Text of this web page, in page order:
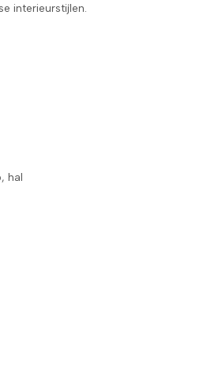
interieurstijlen.
hal